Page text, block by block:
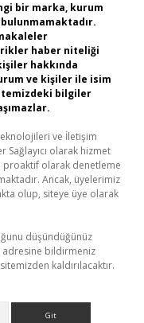
bir marka, kurum
haber niteliği
hakkında
ve kişiler ile isim
bilgiler
ve İletişim
Sağlayıcı olarak hizmet
proaktif olarak denetleme
Ancak, üyelerimiz
olup, siteye üye olarak
düşündüğünüz
adresine bildirmeniz
kaldırılacaktır.